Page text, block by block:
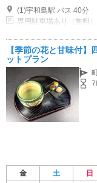
(1)宇和島駅 バス 40分
専用駐車場あり（無料
【季節の花と甘味付
ットプラン
7
金 土 日